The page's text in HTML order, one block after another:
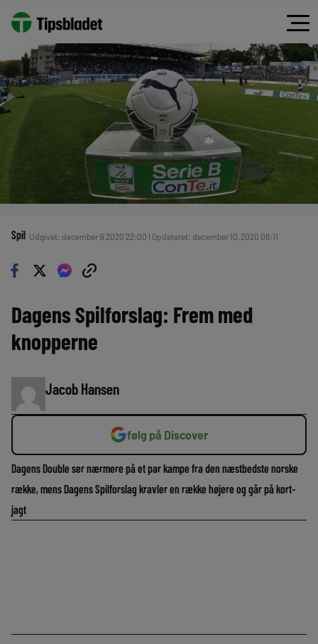
Spil Udgivet: december 9, 2020 22:00 | Opdateret: december 10, 2020 08:11
Dagens Spilforslag: Frem med
knopperne
Jacob Hansen
følg på Discover
Dagens Double ser nærmere på et par kampe fra den næstbedste norske
række, mens Dagens Spilforslag kravler en række højere og går på kort-
jagt